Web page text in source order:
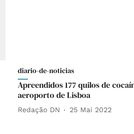
diario-de-noticias
Apreendidos 177 quilos de
aeroporto de Lisboa
Redação DN 25 Mai 2022